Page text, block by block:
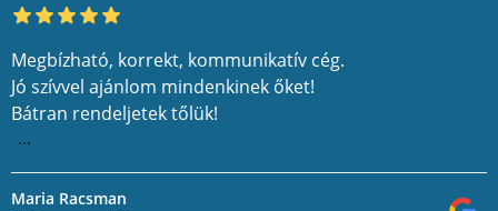
Megbízható, korrekt, kommunikatív cég.
Jó szívvel ajánlom mindenkinek őket!
Bátran rendeljetek tőlük!
...
Maria Racsman